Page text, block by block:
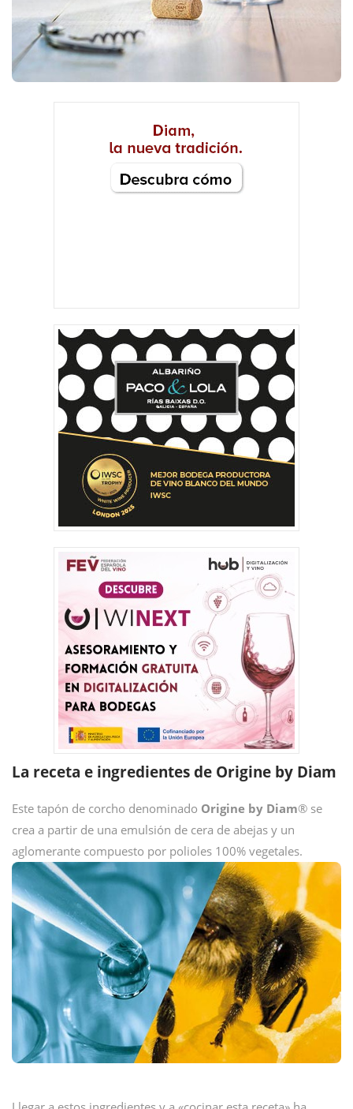
La receta e ingredientes de Origine by Diam
Este tapón de corcho denominado Origine by Diam® se
crea a partir de una emulsión de cera de abejas y un
aglomerante compuesto por polioles 100% vegetales.